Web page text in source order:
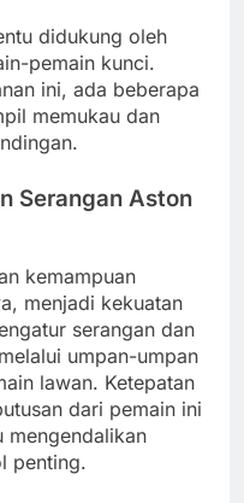
didukung oleh
pemain kunci.
ini, ada beberapa
memukau dan
Serangan Aston
kemampuan
menjadi kekuatan
serangan dan
umpan-umpan
lawan. Ketepatan
dari pemain ini
mengendalikan
penting.